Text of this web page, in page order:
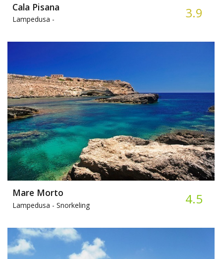
Cala Pisana
Lampedusa - 3.9
Mare Morto
Lampedusa - Snorkeling 4.5